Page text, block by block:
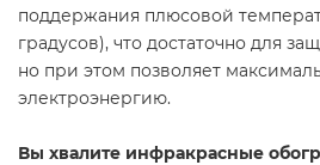
поддержания плюсовой
градусов), что достаточно для
но при этом позволяет
электроэнергию.
Вы хвалите инфракрасные